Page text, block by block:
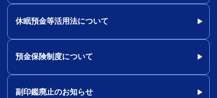
休眠預金等活用法について
預金保険制度について
副印鑑廃止のお知らせ